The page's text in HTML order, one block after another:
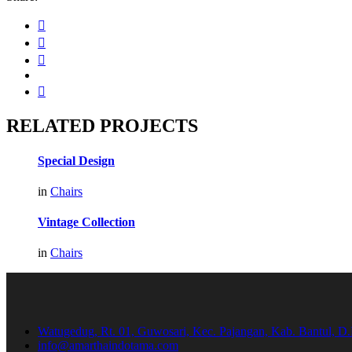
RELATED PROJECTS
Special Design
in Chairs
Vintage Collection
in Chairs
Watugedug, Rt. 01, Guwosari, Kec. Pajangan, Kab. Bantul,
info@amarthaindotama.com